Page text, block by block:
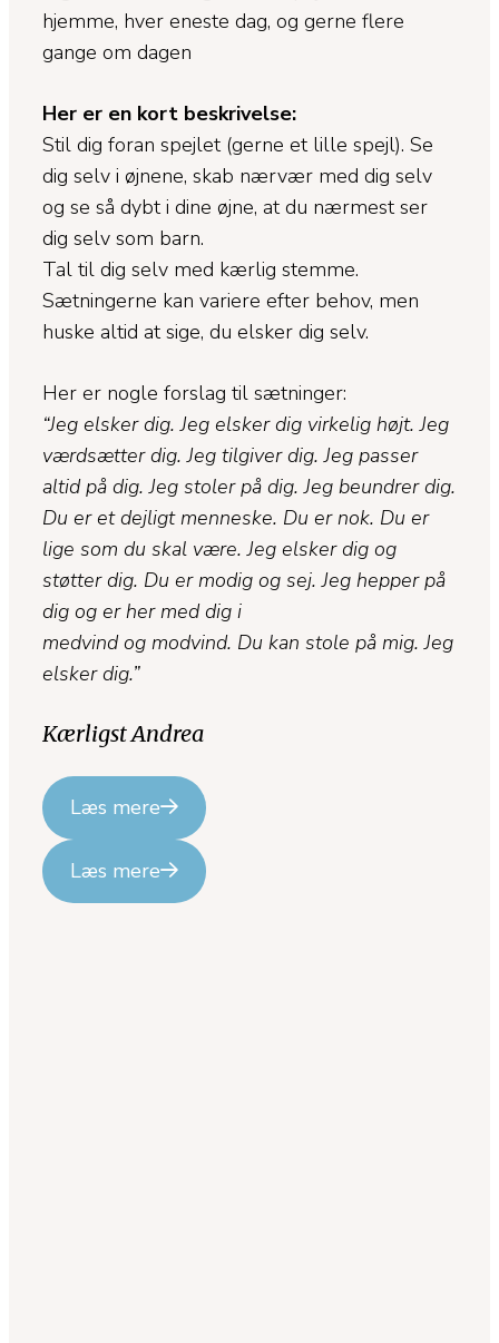
hjemme, hver eneste dag, og gerne flere
gange om dagen
Her er en kort beskrivelse:
Stil dig foran spejlet (gerne et lille spejl). Se
dig selv i øjnene, skab nærvær med dig selv
og se så dybt i dine øjne, at du nærmest ser
dig selv som barn.
Tal til dig selv med kærlig stemme.
Sætningerne kan variere efter behov, men
huske altid at sige, du elsker dig selv.
Her er nogle forslag til sætninger:
“Jeg elsker dig. Jeg elsker dig virkelig højt. Jeg
værdsætter dig. Jeg tilgiver dig. Jeg passer
altid på dig. Jeg stoler på dig. Jeg beundrer dig.
Du er et dejligt menneske. Du er nok. Du er
lige som du skal være. Jeg elsker dig og
støtter dig. Du er modig og sej. Jeg hepper på
dig og er her med dig i
medvind og modvind. Du kan stole på mig. Jeg
elsker dig.”
Kærligst Andrea
Læs mere
Læs mere